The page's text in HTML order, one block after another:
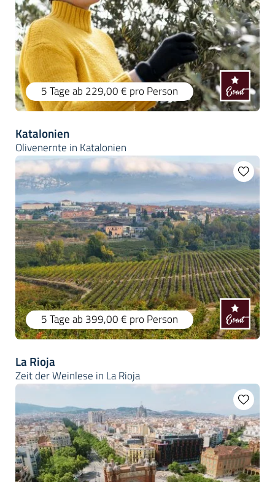
5 Tageab 229,00 € pro Person
Katalonien
Olivenernte in Katalonien
5 Tageab 399,00 € pro Person
La Rioja
Zeit der Weinlese in La Rioja